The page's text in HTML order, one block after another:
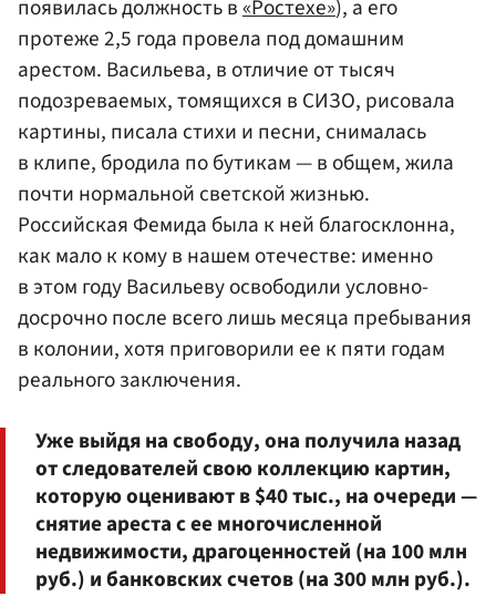
появилась должность в«Ростехе»), а его
протеже 2,5 года провела под домашним
арестом. Васильева, в отличие от тысяч
подозреваемых, томящихся в СИЗО, рисовала
картины, писала стихи и песни, снималась
в клипе, бродила по бутикам — в общем, жила
почти нормальной светской жизнью.
Российская Фемида была к ней благосклонна,
как мало к кому в нашем отечестве: именно
в этом году Васильеву освободили условно-
досрочно после всего лишь месяца пребывания
в колонии, хотя приговорили ее к пяти годам
реального заключения.
Уже выйдя на свободу, она получила назад
от следователей свою коллекцию картин,
которую оценивают в $40 тыс., на очереди —
снятие ареста с ее многочисленной
недвижимости, драгоценностей (на 100 млн
руб.) и банковских счетов (на 300 млн руб.).